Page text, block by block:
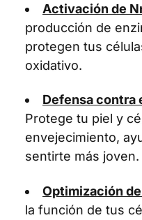
Activación de
producción de
protegen tus
oxidativo.
Defensa contra
Protege tu piel y
envejecimiento,
sentirte más joven.
Optimización
la función de tus